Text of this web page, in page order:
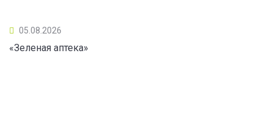
05.08.2026
«Зеленая аптека»